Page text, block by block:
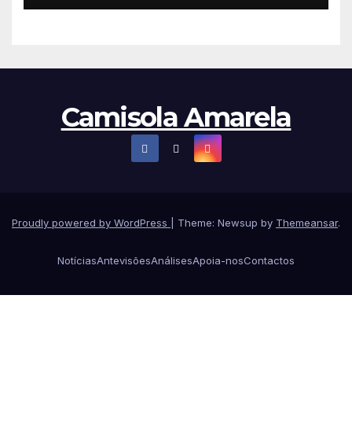
Camisola Amarela
Proudly powered by WordPress Theme: Newsup by Themeansar.
NotíciasAntevisõesAnálisesApoia-nosContactos